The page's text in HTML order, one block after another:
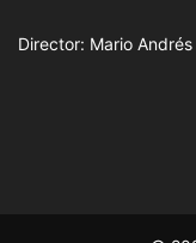
Director: Mario